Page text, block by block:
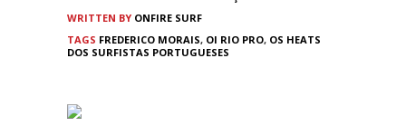
WRITTEN BY ONFIRE SURF
TAGS FREDERICO MORAIS, OI RIO PRO, OS HEATS
DOS SURFISTAS PORTUGUESES